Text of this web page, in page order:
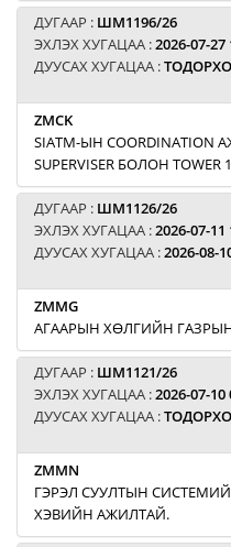
ДУГААР : ШМ1196/26
ЭХЛЭХ ХУГАЦАА :2026-07-27
ДУУСАХ ХУГАЦАА :
ZMCK
SIATM-ЫН
SUPERVISER БОЛОН
ДУГААР : ШМ1126/26
ЭХЛЭХ ХУГАЦАА :2026-07-11
ДУУСАХ ХУГАЦАА :2026-08-
ZMMG
АГААРЫН ХӨЛГИЙН
ДУГААР : ШМ1121/26
ЭХЛЭХ ХУГАЦАА :2026-07-10
ДУУСАХ ХУГАЦАА :
ZMMN
ГЭРЭЛ СУУЛТЫН
ХЭВИЙН АЖИЛТАЙ.